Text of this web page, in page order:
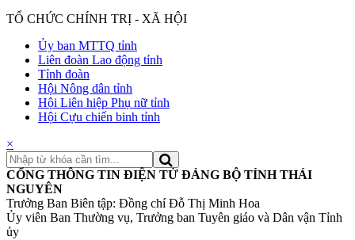
TỔ CHỨC CHÍNH TRỊ - XÃ HỘI
Ủy ban MTTQ tỉnh
Liên đoàn Lao động tỉnh
Tỉnh đoàn
Hội Nông dân tỉnh
Hội Liên hiệp Phụ nữ tỉnh
Hội Cựu chiến binh tỉnh
×
CỔNG THÔNG TIN ĐIỆN TỬ ĐẢNG BỘ TỈNH THÁI
NGUYÊN
Trưởng Ban Biên tập: Đồng chí Đỗ Thị Minh Hoa
Ủy viên Ban Thường vụ, Trưởng ban Tuyên giáo và Dân vận Tỉnh
ủy